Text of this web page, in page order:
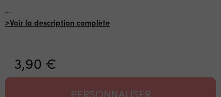
…
>Voir la description complète
3,90 €
PERSONNALISER